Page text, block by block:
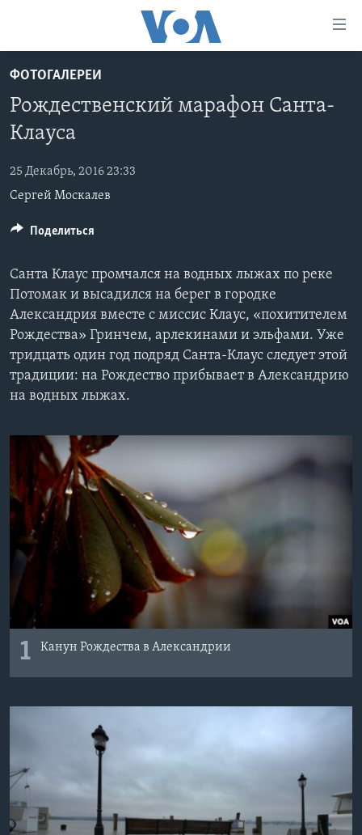
на
основной
контент
Перейти
навигации
Перейти
поиск
ПРОГРАММЫ
АМЕРИКА
НОВОСТИ ЗА МИНУТУ
ИТОГИ
ПОЧЕМУ ЭТО ВАЖНО?
ДЕТАЛИ
НЬЮ-ЙОРК NEW YORK
АМЕРИКА. БОЛЬШОЕ ПУТЕШЕСТВИЕ
ПРОЕКТЫ
УЧИМ АНГЛИЙСКИЙ
НАША АМЕРИКАНСКАЯ ИСТОРИЯ
А КАК В АМЕРИКЕ?
АМЕРИКАНСКИЕ ГОРОДКИ
ТЕСТЫ
ЭКСПЕРТИЗА
ИНТЕРВЬЮ
ФАКТЫ ПРОТИВ ФЕЙКОВ
УЧИМ АНГЛИЙСКИЙ
ВИДЕО
ПОДПИСКА НА НОВОСТИ
Learning English
СОЦИАЛЬНЫЕ СЕТИ
Языки
ФОТОГАЛЕРЕИ
Рождественский марафон Санта-
Клауса
25 Декабрь, 2016 23:33
Сергей Москалев
Санта Клаус промчался на водных лыжах по реке
Потомак и высадился на берег в городке
Александрия вместе с миссис Клаус, «похитителем
Рождества» Гринчем, арлекинами и эльфами. Уже
тридцать один год подряд Санта-Клаус следует этой
традиции: на Рождество прибывает в Александрию
на водных лыжах.
1 Канун Рождества в Александрии
Поделиться